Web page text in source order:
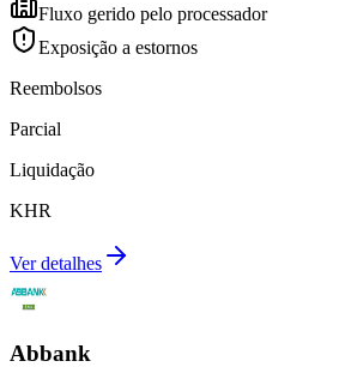
Fluxo gerido pelo processador
Exposição a estornos
Reembolsos
Parcial
Liquidação
KHR
Ver detalhes
Abbank